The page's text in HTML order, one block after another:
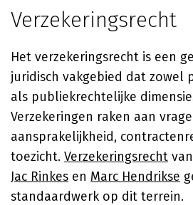
Verzekeringsrecht
Het verzekeringsrecht is een
juridisch vakgebied dat zowel
als publiekrechtelijke
Verzekeringen raken aan
aansprakelijkheid,
toezicht. Verzekeringsrecht van
Jac Rinkes en Marc Hendrikse
standaardwerk op dit terrein.